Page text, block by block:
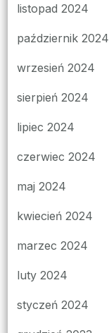
listopad 2024
październik 2024
wrzesień 2024
sierpień 2024
lipiec 2024
czerwiec 2024
maj 2024
kwiecień 2024
marzec 2024
luty 2024
styczeń 2024